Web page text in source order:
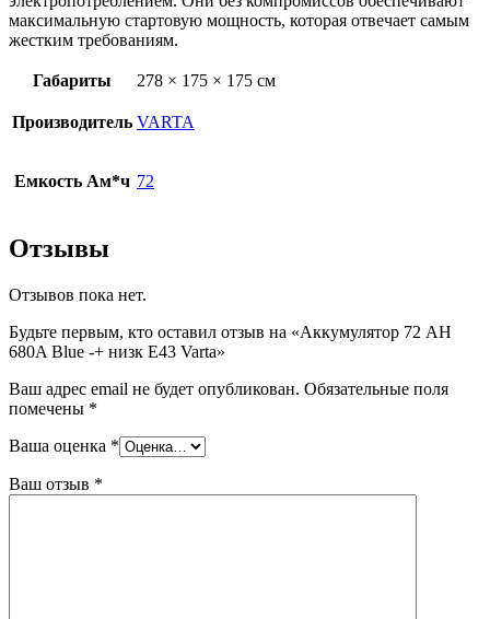
максимальную стартовую мощность, которая отвечает самым
жестким требованиям.
Габариты 278 × 175 × 175 см
Производитель VARTA
Емкость Ам*ч 72
Отзывы
Отзывов пока нет.
Будьте первым, кто оставил отзыв на «Аккумулятор 72 AH
680A Blue -+ низк E43 Varta»
Ваш адрес email не будет опубликован. Обязательные поля
помечены *
Ваша оценка *
Ваш отзыв *